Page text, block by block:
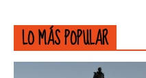
LO MÁS POPULAR